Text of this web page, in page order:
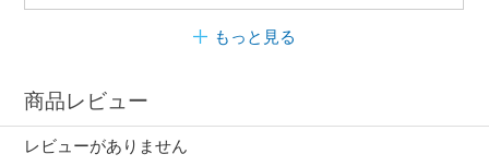
もっと見る
商品レビュー
レビューがありません